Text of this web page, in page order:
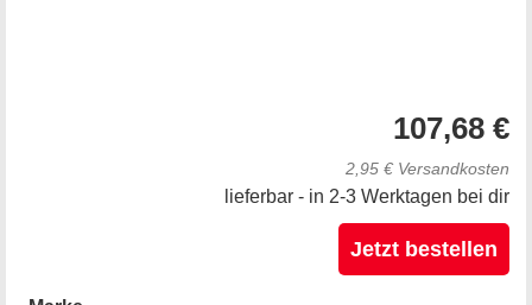
107,68 €
2,95 € Versandkosten
lieferbar - in 2-3 Werktagen bei dir
Jetzt bestellen